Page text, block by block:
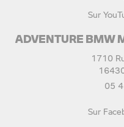
Sur
ADVENTURE BMW
1710
05
Sur